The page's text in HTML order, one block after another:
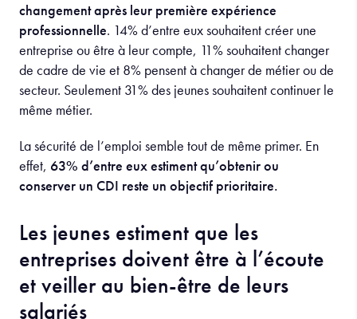
changement après leur première expérience
professionnelle. 14% d’entre eux souhaitent créer une
entreprise ou être à leur compte, 11% souhaitent changer
de cadre de vie et 8% pensent à changer de métier ou de
secteur. Seulement 31% des jeunes souhaitent continuer le
même métier.
La sécurité de l’emploi semble tout de même primer. En
effet, 63% d’entre eux estiment qu’obtenir ou
conserver un CDI reste un objectif prioritaire.
Les jeunes estiment que les
entreprises doivent être à l’écoute
et veiller au bien-être de leurs
salariés